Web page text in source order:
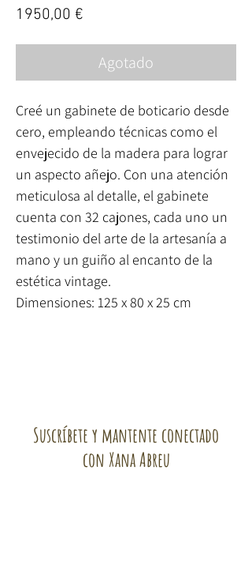
1950,00 €
Agotado
Creé un gabinete de boticario desde
cero, empleando técnicas como el
envejecido de la madera para lograr
un aspecto añejo. Con una atención
meticulosa al detalle, el gabinete
cuenta con 32 cajones, cada uno un
testimonio del arte de la artesanía a
mano y un guiño al encanto de la
estética vintage.
Dimensiones: 125 x 80 x 25 cm
Suscríbete y mantente conectado
con Xana Abreu